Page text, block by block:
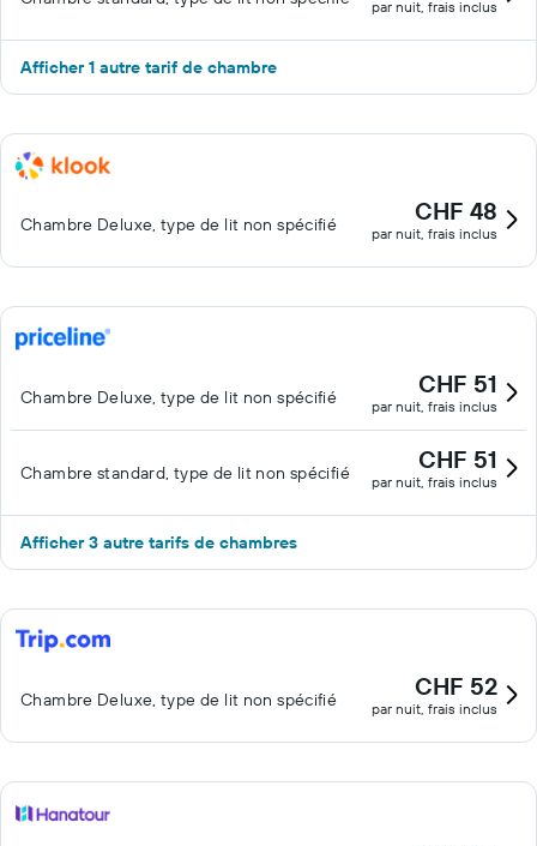
par nuit, frais inclus
Afficher 1 autre tarif de chambre
Chambre Deluxe, type de lit non spécifié CHF 48
par nuit, frais inclus
Chambre Deluxe, type de lit non spécifié CHF 51
par nuit, frais inclus
Chambre standard, type de lit non spécifié CHF 51
par nuit, frais inclus
Afficher 3 autre tarifs de chambres
Chambre Deluxe, type de lit non spécifié CHF 52
par nuit, frais inclus